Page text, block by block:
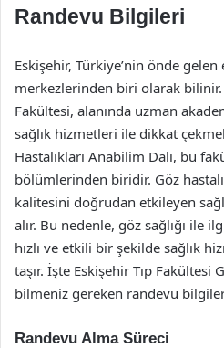
Randevu Bilgileri
Eskişehir, Türkiye’nin önde gelen
merkezlerinden biri olarak bilinir.
Fakültesi, alanında uzman
sağlık hizmetleri ile dikkat
Hastalıkları Anabilim Dalı, bu
bölümlerinden biridir. Göz
kalitesini doğrudan etkileyen
alır. Bu nedenle, göz sağlığı ile
hızlı ve etkili bir şekilde sağlık
taşır. İşte Eskişehir Tıp Fakültesi
bilmeniz gereken randevu
Randevu Alma Süreci